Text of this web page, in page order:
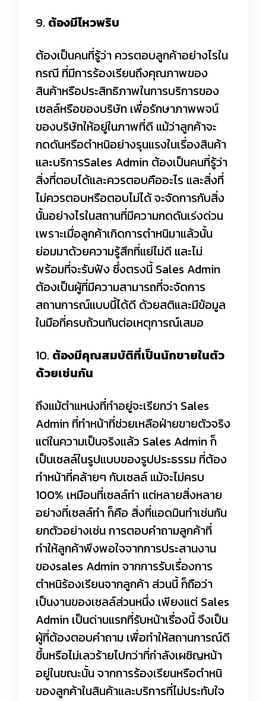
9. ต้องมีไหวพริบ
ต้องเป็นคนที่รู้ว่า ควรตอบลูกค้าอย่างไรใน
กรณี ที่มีการร้องเรียนถึงคุณภาพของ
สินค้าหรือประสิทธิภาพในการบริการของ
เซลล์หรือของบริษัท เพื่อรักษาภาพพจน์
ของบริษัทให้อยู่ในภาพที่ดี แม้ว่าลูกค้าจะ
กดดันหรือตำหนิอย่างรุนแรงในเรื่องสินค้า
และบริการSales Admin ต้องเป็นคนที่รู้ว่า
สิ่งที่ตอบได้และควรตอบคืออะไร และสิ่งที่
ไม่ควรตอบหรือตอบไม่ได้ จะจัดการกับสิ่ง
นั้นอย่างไรในสถานที่มีความกดดันเร่งด่วน
เพราะเมื่อลูกค้าเกิดการตำหนิมาแล้วนั้น
ย่อมมาด้วยความรู้สึกที่แย่ไม่ดี และไม่
พร้อมที่จะรับฟัง ซึ่งตรงนี้ Sales Admin
ต้องเป็นผู้ที่มีความสามารถที่จะจัดการ
สถานการณ์แบบนี้ได้ดี ด้วยสติและมีข้อมูล
ในมือที่ครบถ้วนทันต่อเหตุการณ์เสมอ
10. ต้องมีคุณสมบัติที่เป็นนักขายในตัว
ด้วยเช่นกัน
ถึงแม้ตำแหน่งที่ทำอยู่จะเรียกว่า Sales
Admin ที่ทำหน้าที่ช่วยเหลือฝ่ายขายตัวจริง
แต่ในความเป็นจริงแล้ว Sales Admin ก็
เป็นเซลล์ในรูปแบบของรูปประธรรม ที่ต้อง
ทำหน้าที่คล้ายๆ กับเซลล์ แม้จะไม่ครบ
100% เหมือนที่เซลล์ทำ แต่หลายสิ่งหลาย
อย่างที่เซลล์ทำ ก็คือ สิ่งที่แอดมินทำเช่นกัน
ยกตัวอย่างเช่น การตอบคำถามลูกค้าที่
ทำให้ลูกค้าพึงพอใจจากการประสานงาน
ของsales Admin จากการรับเรื่องการ
ตำหนิร้องเรียนจากลูกค้า ส่วนนี้ ก็ถือว่า
เป็นงานของเซลล์ส่วนหนึ่ง เพียงแต่ Sales
Admin เป็นด่านแรกที่รับหน้าเรื่องนี้ จึงเป็น
ผู้ที่ต้องตอบคำถาม เพื่อทำให้สถานการณ์ดี
ขึ้นหรือไม่เลวร้ายไปกว่าที่กำลังเผชิญหน้า
อยู่ในขณะนั้น จากการร้องเรียนหรือตำหนิ
ของลูกค้าในสินค้าและบริการที่ไม่ประทับใจ